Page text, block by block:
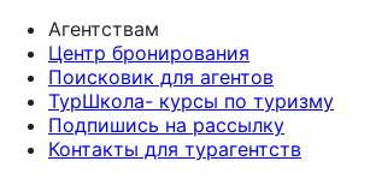
Агентствам
Центр бронирования
Поисковик для агентов
ТурШкола- курсы по туризму
Подпишись на рассылку
Контакты для турагентств